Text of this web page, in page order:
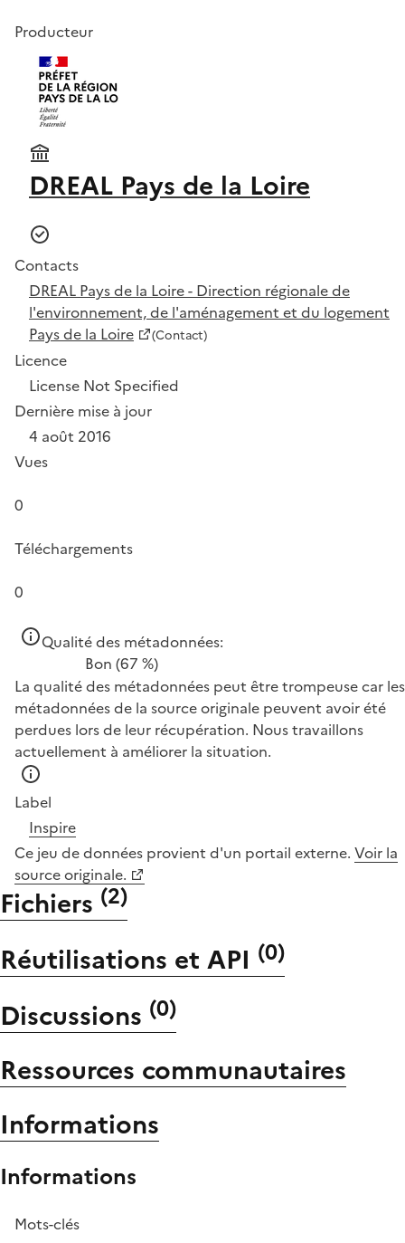
Producteur
DREAL Pays de la Loire
Contacts
DREAL Pays de la Loire - Direction régionale de
l'environnement, de l'aménagement et du logement
Pays de la Loire
(Contact)
Licence
License Not Specified
Dernière mise à jour
4 août 2016
Vues
0
Téléchargements
0
Qualité des métadonnées:
Bon (67 %)
La qualité des métadonnées peut être trompeuse car les
métadonnées de la source originale peuvent avoir été
perdues lors de leur récupération. Nous travaillons
actuellement à améliorer la situation.
Label
Inspire
Ce jeu de données provient d'un portail externe. Voir la
source originale.
Fichiers (2)
Réutilisations et API (0)
Discussions (0)
Ressources communautaires
Informations
Informations
Mots-clés